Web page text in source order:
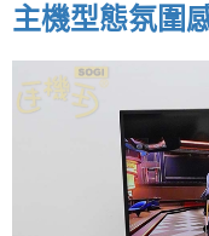
主機型態氛圍